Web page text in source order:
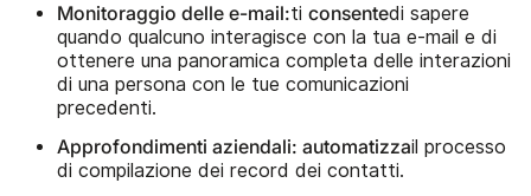
Monitoraggio delle e-mail:ti consentedi sapere
quando qualcuno interagisce con la tua e-mail e di
ottenere una panoramica completa delle interazioni
di una persona con le tue comunicazioni
precedenti.
Approfondimenti aziendali: automatizzail processo
di compilazione dei record dei contatti.